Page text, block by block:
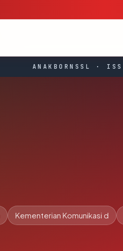
ANAKBORNSSL ·
Kementerian Komunikasi d